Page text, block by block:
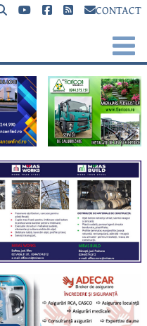
CONTACT